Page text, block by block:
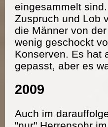
eingesammelt
Zuspruch und Lob
die Männer von
wenig geschockt
Konserven. Es hat
gepasst, aber es
2009
Auch im